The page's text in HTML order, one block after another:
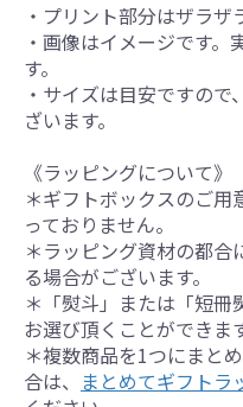
・プリント部分はザラザ
・画像はイメージです
す。
・サイズは目安ですの
ざいます。
《ラッピングについて》
＊ギフトボックスのご
っておりません。
＊ラッピング資材の都
る場合がございます。
＊「熨斗」または「短
お選び頂くことができま
＊複数商品を1つにまと
合は、 まとめてギフトラ